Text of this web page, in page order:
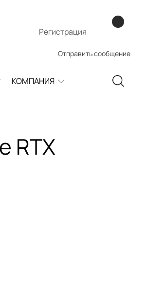
Регистрация
Отправить сообщение
КОМПАНИЯ
RTX